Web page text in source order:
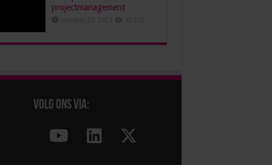
projectmanagement
Volg ons via: